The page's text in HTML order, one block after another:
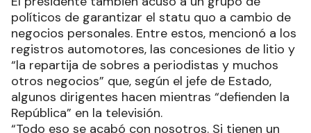
políticos de garantizar el statu quo a cambio de
negocios personales. Entre estos, mencionó a los
registros automotores, las concesiones de litio y
“la repartija de sobres a periodistas y muchos
otros negocios” que, según el jefe de Estado,
algunos dirigentes hacen mientras “defienden la
República” en la televisión.
“Todo eso se acabó con nosotros. Si tienen un